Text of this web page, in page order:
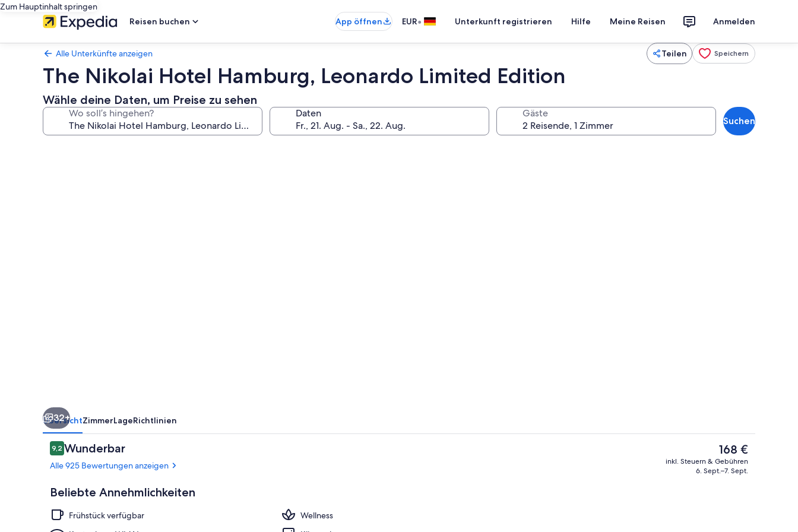
Zum Hauptinhalt springen
Reisen buchen
App öffnen EUR• Unterkunft registrieren Hilfe Meine Reisen Anmelden
Alle Unterkünfte anzeigen Teilen Speichern
The Nikolai Hotel Hamburg, Leonardo Limited Edition
Wähle deine Daten, um Preise zu sehen
Wo soll’s hingehen? Daten Gäste
Suchen
Suite (Nikolai) | Hochwertige
32+
ÜbersichtZimmerLageRichtlinien
Bewertungen
9,29,2 von 10.
Wunderbar
Alle 925 Bewertungen anzeigen
Beliebte Annehmlichkeiten
Frühstück verfügbar
Wellness
Der
aktuelle
Preis
168 €
inkl. Steuern & Gebühren
6. Sept.–7. Sept.